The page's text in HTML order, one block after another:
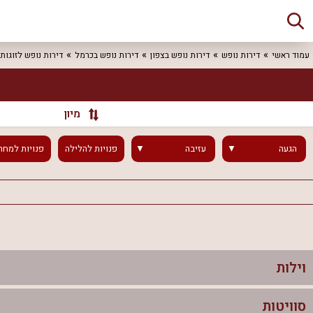
עמוד ראשי דירות נופש דירות נופש בצפון דירות נופש בכרמל דירות נופש לזוגות
מיון
הגעה עזיבה פנויותלהלילה פנויות
וילות
סוויטות